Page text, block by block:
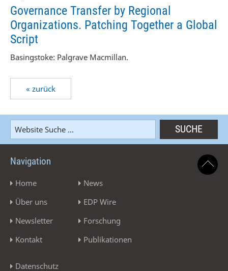
Governance Transfer by Regional
Organizations. Patching Together a Global
Script
Basingstoke: Palgrave Macmillan.
« zurück
Navigation
Home
Über uns
Newsletter
Kontakt
News
EDP Wire
Forschung
Publikationen
Datenschutz